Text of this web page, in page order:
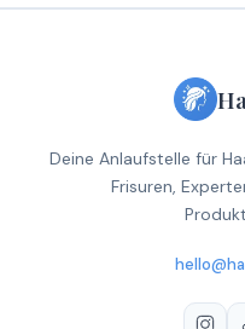
Deine Anlaufstelle für
Frisuren,